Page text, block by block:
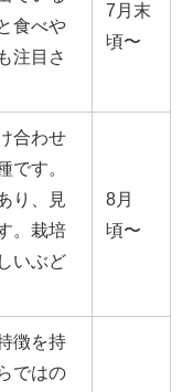
食べや
注目さ
7月末
頃〜
合わせ
です。
り、見
。栽培
いぶど
8月
頃〜
徴を持
ではの